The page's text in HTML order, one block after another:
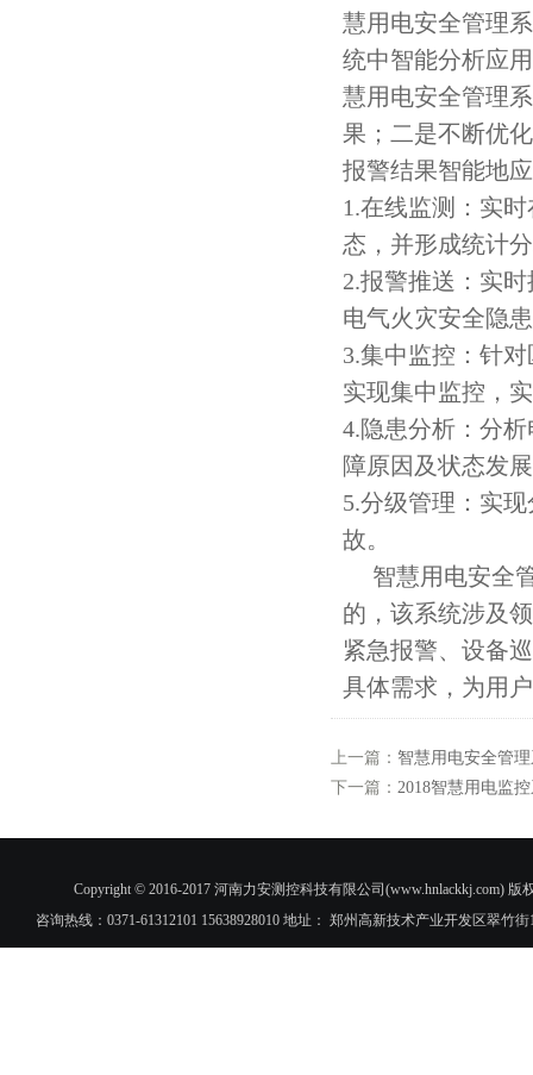
慧用电安全管理
统中智能分析应
慧用电安全管理
果；二是不断优
报警结果智能地
1.在线监测：实
态，并形成统计
2.报警推送：实
电气火灾安全隐
3.集中监控：针
实现集中监控，
4.隐患分析：分
障原因及状态发
5.分级管理：实
故。
智慧用电安全
的，该系统涉及
紧急报警、设备
具体需求，为用
上一篇： 智慧用电安全管
下一篇： 2018智慧用电监
Copyright © 2016-2017 河南力安测控科技有限公司(www.hnlackkj.com)
咨询热线：0371-61312101 15638928010 地址： 郑州高新技术产业开发区翠竹